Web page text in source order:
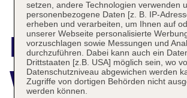
Wellness
setzen, andere Technologien verwenden
personenbezogene Daten [z. B. IP-
erheben und verarbeiten, um Ihnen auf
unserer Webseite personalisierte
vorzuschlagen sowie Messungen und
durchzuführen. Dabei kann auch ein
Drittstaaten [z.B. USA] möglich sein, wo
Datenschutzniveau abgewichen werden
Zugriffe von dortigen Behörden nicht
werden können.